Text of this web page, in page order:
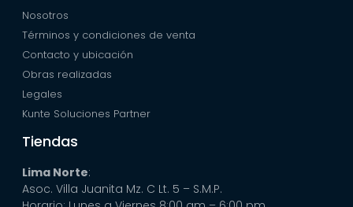
Nosotros
Términos y condiciones de venta
Contacto y ubicación
Obras realizadas
Legales
Kunte Soluciones Partner
Tiendas
Lima Norte:
Asoc. Villa Juanita Mz. C Lt. 5 – S.M.P.